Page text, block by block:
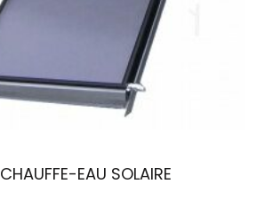
CHAUFFE-EAU SOLAIRE